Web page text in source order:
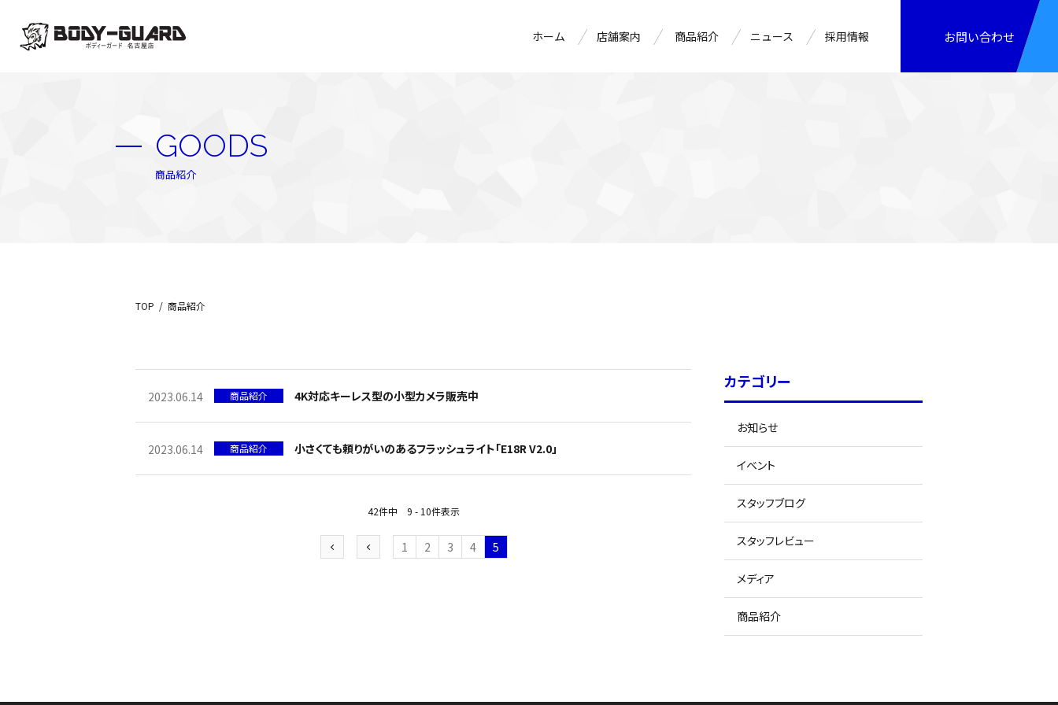
ホーム 店舗案内 商品紹介 ニュース 採用情報 お問い合わせ
GOODS
商品紹介
TOP 商品紹介
2023.06.14 商品紹介 4K対応キーレス型の小型カメラ販売中
2023.06.14 商品紹介 小さくても頼りがいのあるフラッシュライト「E18R V2.0」
42件中 9 - 10件表示
1 2 3 4 5
カテゴリー
お知らせ
イベント
スタッフブログ
スタッフレビュー
メディア
商品紹介